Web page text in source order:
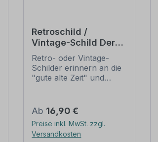
Retroschild /
Vintage-Schild Der
Tante Emma Laden
Retro- oder Vintage-
Schilder erinnern an die
"gute alte Zeit" und
großer Beliebheit. Sind
diese Schilder im Original
nur schwer und häufig
nur zu horrenden Preise
Regulärer Preis:
Ab 16,90 €
Preise inkl. MwSt. zzgl.
Versandkosten